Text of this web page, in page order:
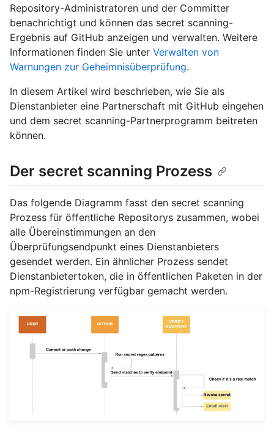
Repository-Administratoren und der Committer
benachrichtigt und können das secret scanning-
Ergebnis auf GitHub anzeigen und verwalten. Weitere
Informationen finden Sie unter Verwalten von
Warnungen zur Geheimnisüberprüfung.
In diesem Artikel wird beschrieben, wie Sie als
Dienstanbieter eine Partnerschaft mit GitHub eingehen
und dem secret scanning-Partnerprogramm beitreten
können.
Der secret scanning Prozess
Das folgende Diagramm fasst den secret scanning
Prozess für öffentliche Repositorys zusammen, wobei
alle Übereinstimmungen an den
Überprüfungsendpunkt eines Dienstanbieters
gesendet werden. Ein ähnlicher Prozess sendet
Dienstanbietertoken, die in öffentlichen Paketen in der
npm-Registrierung verfügbar gemacht werden.